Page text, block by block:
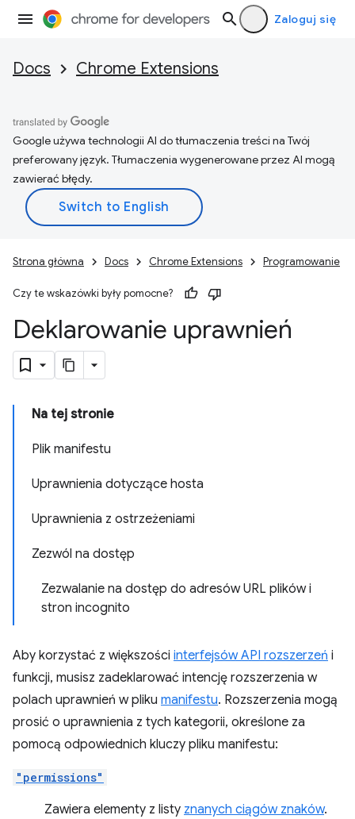
Zaloguj się
Docs Chrome Extensions
Google używa technologii AI do tłumaczenia treści na Twój
preferowany język. Tłumaczenia wygenerowane przez AI mogą
zawierać błędy.
Strona główna Docs Chrome Extensions Programowanie
Czy te wskazówki były pomocne?
Deklarowanie uprawnień
Na tej stronie
Plik manifestu
Uprawnienia dotyczące hosta
Uprawnienia z ostrzeżeniami
Zezwól na dostęp
Zezwalanie na dostęp do adresów URL plików i
stron incognito
Aby korzystać z większości interfejsów API rozszerzeń i
funkcji, musisz zadeklarować intencję rozszerzenia w
polach uprawnień w pliku manifestu. Rozszerzenia mogą
prosić o uprawnienia z tych kategorii, określone za
pomocą odpowiednich kluczy pliku manifestu:
"permissions"
Zawiera elementy z listy znanych ciągów znaków.